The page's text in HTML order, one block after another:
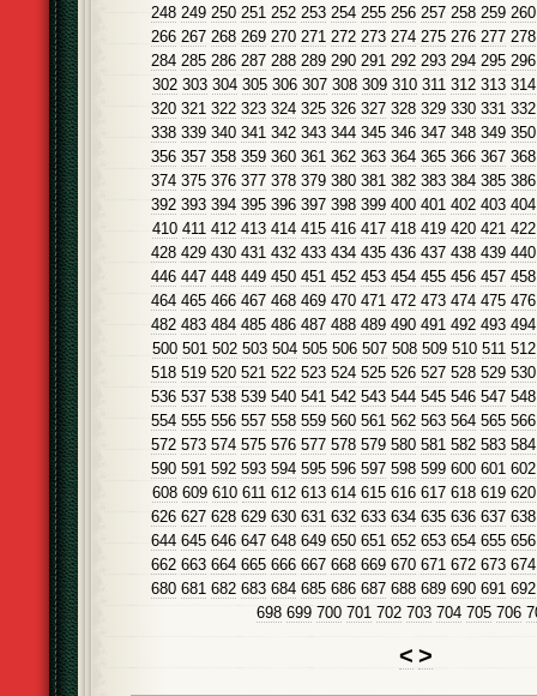
248 249 250 251 252 253 254 255 256 257 258 259 260
266 267 268 269 270 271 272 273 274 275 276 277 278
284 285 286 287 288 289 290 291 292 293 294 295 296
302 303 304 305 306 307 308 309 310 311 312 313 314
320 321 322 323 324 325 326 327 328 329 330 331 332
338 339 340 341 342 343 344 345 346 347 348 349 350
356 357 358 359 360 361 362 363 364 365 366 367 368
374 375 376 377 378 379 380 381 382 383 384 385 386
392 393 394 395 396 397 398 399 400 401 402 403 404
410 411 412 413 414 415 416 417 418 419 420 421 422
428 429 430 431 432 433 434 435 436 437 438 439 440
446 447 448 449 450 451 452 453 454 455 456 457 458
464 465 466 467 468 469 470 471 472 473 474 475 476
482 483 484 485 486 487 488 489 490 491 492 493 494
500 501 502 503 504 505 506 507 508 509 510 511 512
518 519 520 521 522 523 524 525 526 527 528 529 530
536 537 538 539 540 541 542 543 544 545 546 547 548
554 555 556 557 558 559 560 561 562 563 564 565 566
572 573 574 575 576 577 578 579 580 581 582 583 584
590 591 592 593 594 595 596 597 598 599 600 601 602
608 609 610 611 612 613 614 615 616 617 618 619 620
626 627 628 629 630 631 632 633 634 635 636 637 638
644 645 646 647 648 649 650 651 652 653 654 655 656
662 663 664 665 666 667 668 669 670 671 672 673 674
680 681 682 683 684 685 686 687 688 689 690 691 692
698 699 700 701 702 703 704 705 706
< >